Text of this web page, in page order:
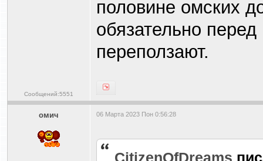
Сообщений:5551
половине омских
обязательно
переползают.
омич 06 Марта 2023 Пон 0:56:28
CitizenOfDreams